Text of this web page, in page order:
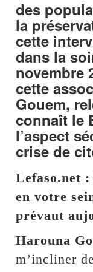
des
la
cette
dans la
novembre
cette
Gouem,
connaît le
l’aspect
crise de
Lefaso.net :
en votre
prévaut
Harouna
m’incliner